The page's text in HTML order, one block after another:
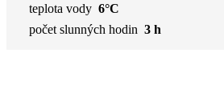
teplota vody 6°C
počet slunných hodin 3 h